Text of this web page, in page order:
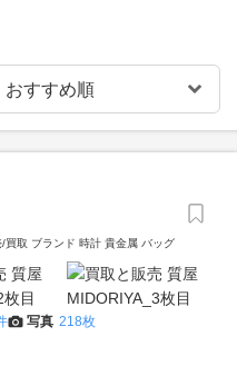
買取 ブランド 時計 貴金属 バッグ
写真 218枚